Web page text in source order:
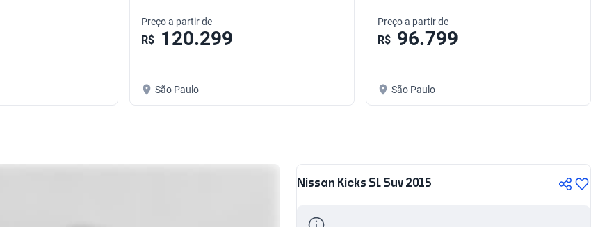
Preço a partir de
R$ 120.299
São Paulo
Preço a partir de
R$ 96.799
São Paulo
Nissan Kicks SL Suv 2015